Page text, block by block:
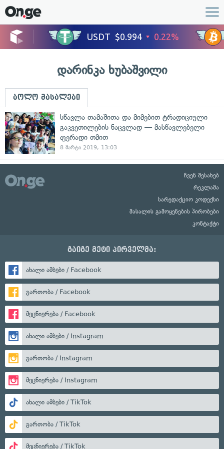
დარინკა ხუბაშვილი
ბოლო მასალები
სწავლა თამაშითა და მიმებით ტრადიციული
გაკვეთილების ნაცვლად — მასწავლებელი
ფერადი თმით
8 მარტი 2019, 13:03
ჩვენ შესახებ
რეკლამა
სარედაქციო კოდექსი
მასალის გამოყენების პირობები
კონტაქტი
გაიგე მეტი პირველმა:
ახალი ამბები / Facebook
გართობა / Facebook
მეცნიერება / Facebook
ახალი ამბები / Instagram
გართობა / Instagram
მეცნიერება / Instagram
ახალი ამბები / TikTok
გართობა / TikTok
მეცნიერება / TikTok